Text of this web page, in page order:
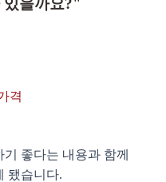
격
좋다는 내용과 함께
됐습니다.